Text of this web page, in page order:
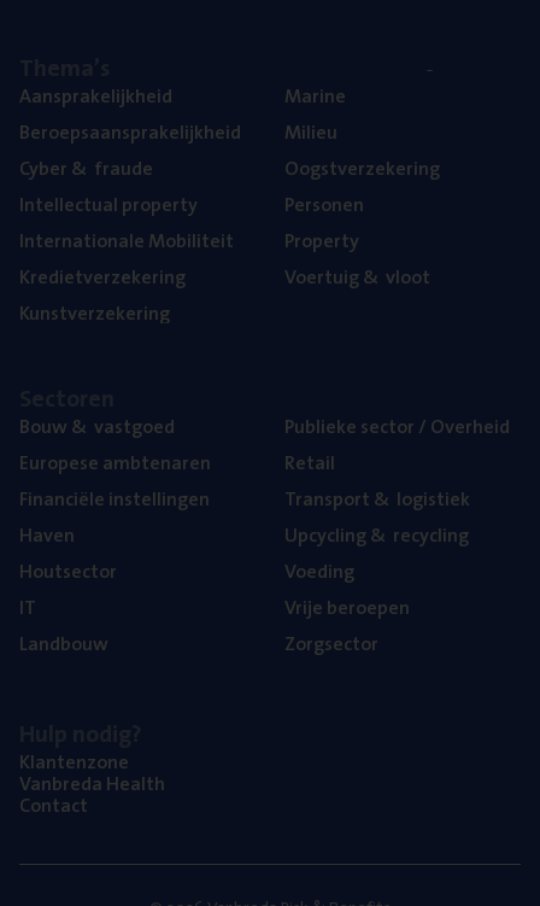
Aan­spra­ke­lijk­heid
Beroeps­aan­spra­ke­lijk­heid
Cyber& fraude
Intel­lec­tu­al property
Inter­na­ti­o­na­le Mobiliteit
Kre­diet­ver­ze­ke­ring
Kunst­ver­ze­ke­ring
Mari­ne
Mili­eu
Oogst­ver­ze­ke­ring
Per­so­nen
Pro­per­ty
Voer­tuig& vloot
Bouw& vastgoed
Euro­pe­se ambtenaren
Finan­ci­ë­le instellingen
Haven
Hout­sec­tor
IT
Land­bouw
Publie­ke sec­tor / Overheid
Retail
Trans­port& logistiek
Upcy­cling& recycling
Voe­ding
Vrije beroe­pen
Zorg­sec­tor
Klan­ten­zo­ne
Van­b­re­da Health
Con­tact